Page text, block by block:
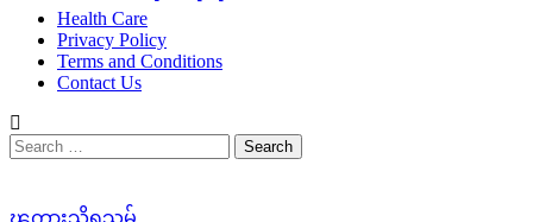
Health Care
Privacy Policy
Terms and Conditions
Contact Us
Search
for:
ၾကားသိရသမွ်